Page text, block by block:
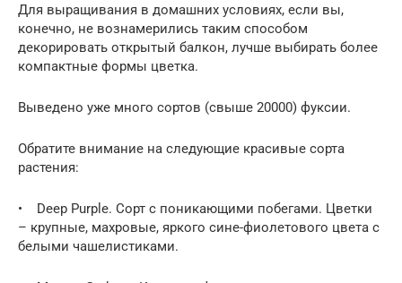
Для выращивания в домашних условиях, если вы,
конечно, не вознамерились таким способом
декорировать открытый балкон, лучше выбирать более
компактные формы цветка.
Выведено уже много сортов (свыше 20000) фуксии.
Обратите внимание на следующие красивые сорта
растения:
• Deep Purple. Сорт с поникающими побегами. Цветки
– крупные, махровые, яркого сине-фиолетового цвета с
белыми чашелистиками.